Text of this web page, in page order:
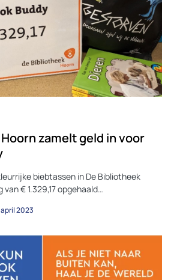
zamelt geld in voor
biebtassen in De Bibliotheek
€ 1.329,17 opgehaald…
2023